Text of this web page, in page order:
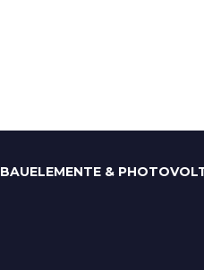
BAUELEMENTE &